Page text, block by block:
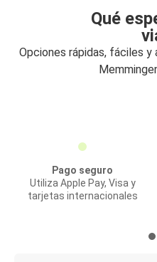
Qué
Opciones rápidas, fáciles
Pago seguro
Utiliza Apple Pay, Visa y
tarjetas internacionales